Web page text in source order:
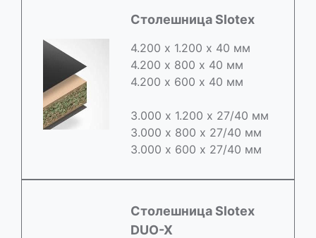
Столешница Slotex
4.200 х 1.200 х 40 мм
4.200 х 800 х 40 мм
4.200 х 600 х 40 мм
3.000 х 1.200 х 27/40 мм
3.000 х 800 х 27/40 мм
3.000 х 600 х 27/40 мм
Cтолешница Slotex
DUO-X